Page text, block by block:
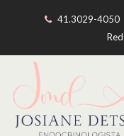
41.3029-4050